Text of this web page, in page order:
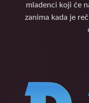
mladenci koji će
zanima kada je